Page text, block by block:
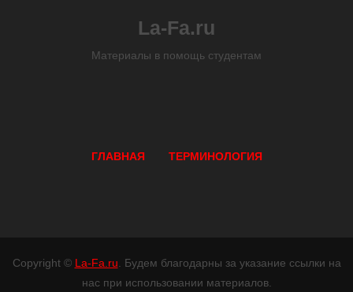
La-Fa.ru
Материалы в помощь студентам
ГЛАВНАЯ ТЕРМИНОЛОГИЯ
Copyright © La-Fa.ru. Будем благодарны за указание ссылки на
нас при использовании материалов.